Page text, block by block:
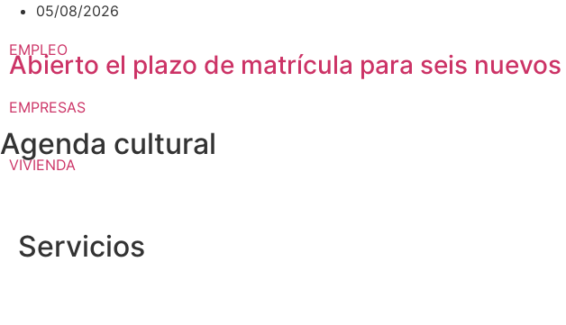
EMPLEO
EMPRESAS
VIVIENDA
05/08/2026
Abierto el plazo de matrícula para seis
Agenda cultural
Servicios